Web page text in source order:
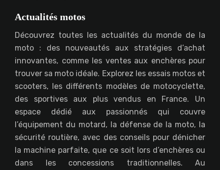
Actualités motos
Découvrez toutes les actualités du monde de la
moto : des nouveautés aux stratégies d’achat
innovantes, comme les ventes aux enchères pour
trouver sa moto idéale. Explorez les essais motos et
scooters, les différents modèles de motocyclette,
des sportives aux plus vendus en France. Un
espace dédié aux passionnés qui couvre
l’équipement du motard, la défense de la moto, la
sécurité routière, avec des conseils pour dénicher
la machine parfaite, que ce soit lors d’enchères ou
dans les concessions traditionnelles. Au